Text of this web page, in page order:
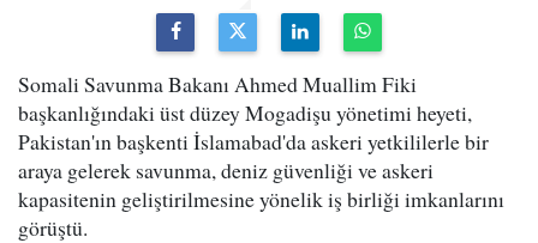
Somali Savunma Bakanı Ahmed Muallim Fiki
başkanlığındaki üst düzey Mogadişu yönetimi heyeti,
Pakistan'ın başkenti İslamabad'da askeri yetkililerle bir
araya gelerek savunma, deniz güvenliği ve askeri
kapasitenin geliştirilmesine yönelik iş birliği imkanlarını
görüştü.